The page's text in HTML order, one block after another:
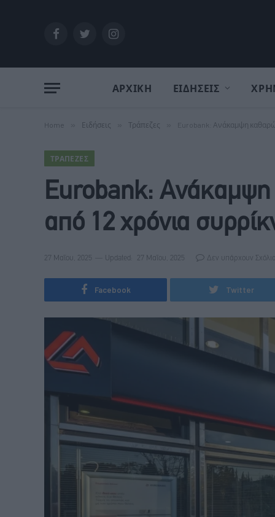
FacebookTwitterInstagram
ΑΡΧΙΚΗ ΕΙΔΗΣΕΙΣ
Home Ειδήσεις Τράπεζες Eurobank: Ανάκαμψη
ΤΡΆΠΕΖΕΣ
Eurobank: Ανάκαμψη
από 12 χρόνια
27 Μαΐου, 2025 Updated: 27 Μαΐου, 2025 Δεν υπάρχουν Σχόλια
Facebook Twitter